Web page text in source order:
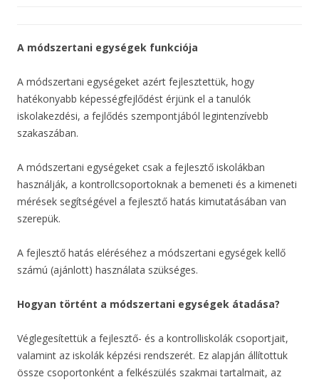
A módszertani egységek funkciója
A módszertani egységeket azért fejlesztettük, hogy
hatékonyabb képességfejlődést érjünk el a tanulók
iskolakezdési, a fejlődés szempontjából legintenzívebb
szakaszában.
A módszertani egységeket csak a fejlesztő iskolákban
használják, a kontrollcsoportoknak a bemeneti és a kimeneti
mérések segítségével a fejlesztő hatás kimutatásában van
szerepük.
A fejlesztő hatás eléréséhez a módszertani egységek kellő
számú (ajánlott) használata szükséges.
Hogyan történt a módszertani egységek átadása?
Véglegesítettük a fejlesztő- és a kontrolliskolák csoportjait,
valamint az iskolák képzési rendszerét. Ez alapján állítottuk
össze csoportonként a felkészülés szakmai tartalmait, az